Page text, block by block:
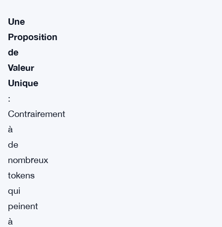
Une
Proposition
de
Valeur
Unique
:
Contrairement
à
de
nombreux
tokens
qui
peinent
à